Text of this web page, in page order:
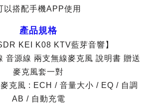
以搭配手機APP使用
產品規格
KEI K08 KTV藍芽音響】
音源線 兩支無線麥克風 說明書 贈送
麥克風套一對
克風 : ECH / 音量大小 / EQ / 自調
AB / 自動充電